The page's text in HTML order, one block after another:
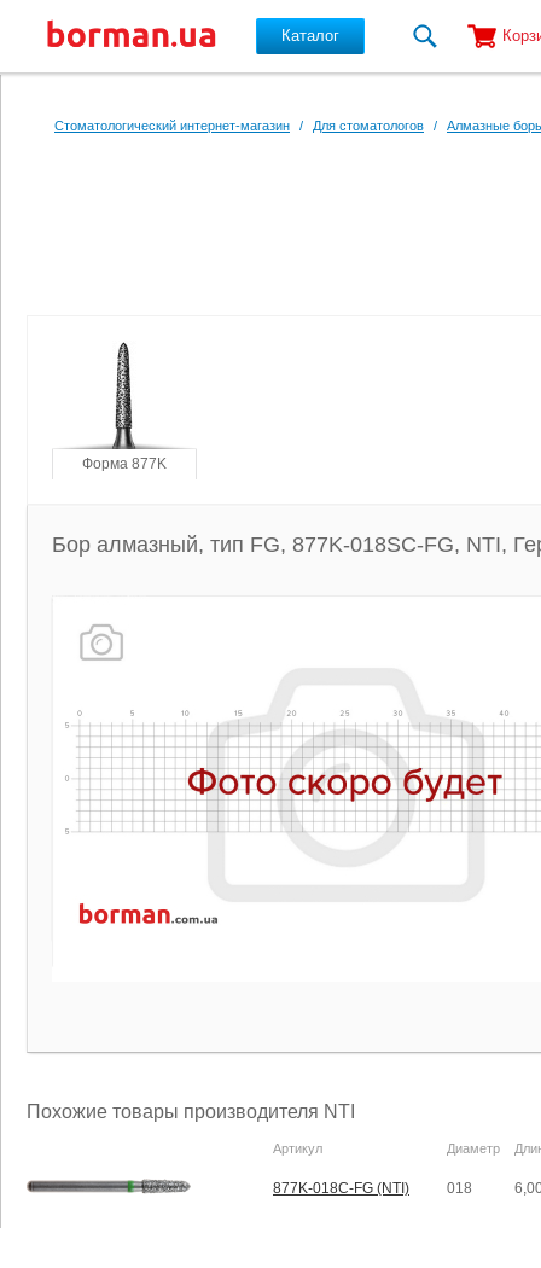
Каталог
Стоматологический интернет-магазин / Для стоматологов / Алмазные
Форма 877K
Бор алмазный, тип FG, 877K-018SC-FG, NTI,
Похожие товары производителя NTI
Артикул Диаметр
877K-018C-FG (NTI) 018